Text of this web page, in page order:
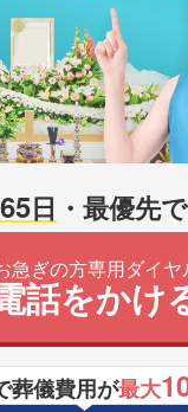
日 ・最優先
急ぎの方専用ダイヤ
話をかけ
葬儀費用が最大